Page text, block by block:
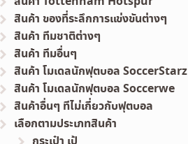
สินค้า ของที่ระลึกการแข่งขันต่างๆ
สินค้า ทีมชาติต่างๆ
สินค้า ทีมอื่นๆ
สินค้า โมเดลนักฟุตบอล SoccerStarz
สินค้า โมเดลนักฟุตบอล Soccerwe
สินค้าอื่นๆ ทีไม่เกี่ยวกับฟุตบอล
เลือกตามประเภทสินค้า